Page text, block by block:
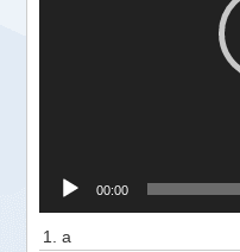
00:00
1.a